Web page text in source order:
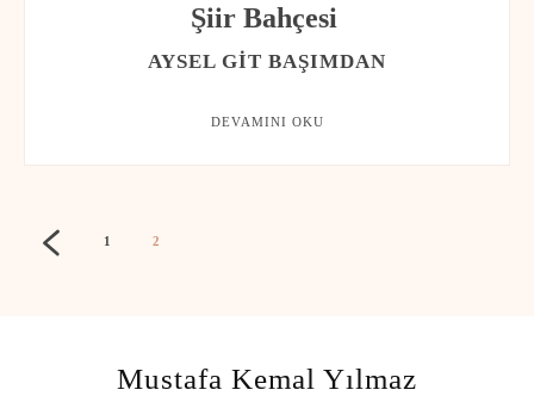
Şiir Bahçesi
AYSEL GIT BAŞIMDAN
DEVAMINI OKU
1 2
Mustafa Kemal Yılmaz